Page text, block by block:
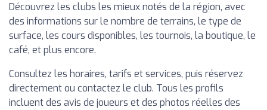
Découvrez les clubs les mieux notés de la région, avec
des informations sur le nombre de terrains, le type de
surface, les cours disponibles, les tournois, la boutique, le
café, et plus encore.
Consultez les horaires, tarifs et services, puis réservez
directement ou contactez le club. Tous les profils
incluent des avis de joueurs et des photos réelles des